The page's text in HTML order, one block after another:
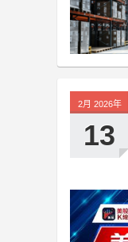
2月 2026年
13